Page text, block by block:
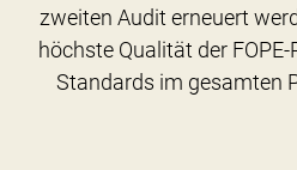
zweiten Audit erneuert
höchste Qualität der